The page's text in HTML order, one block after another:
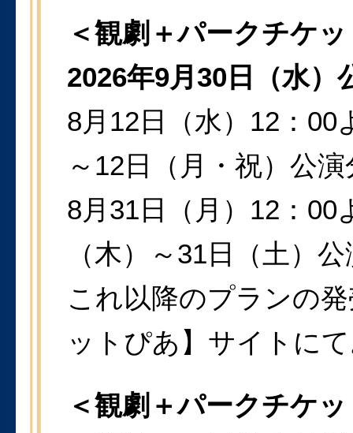
＜観劇＋パークチケ
2026年9月30日（水）
8月12日（水）12：00
～12日（月・祝）公
8月31日（月）12：00
（木）～31日（土）
これ以降のプランの
ットぴあ】サイトに
＜観劇＋パークチケ